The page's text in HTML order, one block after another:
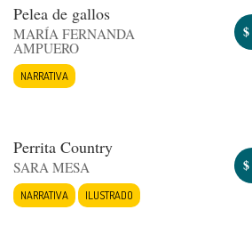
Pelea de gallos
MARÍA FERNANDA
AMPUERO
NARRATIVA
$
Perrita Country
SARA MESA
NARRATIVA ILUSTRADO
$